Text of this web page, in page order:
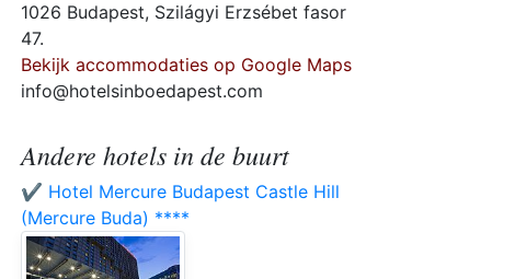
1026 Budapest, Szilágyi Erzsébet fasor
47.
Bekijk accommodaties op Google Maps
info@hotelsinboedapest.com
Andere hotels in de buurt
✔️ Hotel Mercure Budapest Castle Hill
(Mercure Buda) ****